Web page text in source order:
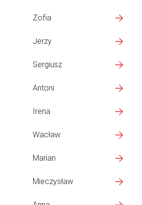
Zofia
Jerzy
Sergiusz
Antoni
Irena
Wacław
Marian
Mieczysław